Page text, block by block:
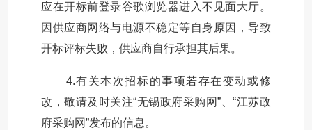
应在开标前登录谷歌浏览器进入不见面大厅。
因供应商网络与电源不稳定等自身原因，导致
开标评标失败，供应商自行承担其后果。
4.有关本次招标的事项若存在变动或修
改，敬请及时关注“无锡政府采购网”、“江苏政
府采购网”发布的信息。